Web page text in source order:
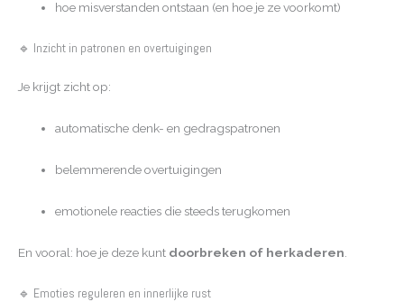
hoe misverstanden ontstaan (en hoe je ze voorkomt)
🔹 Inzicht in patronen en overtuigingen
Je krijgt zicht op:
automatische denk- en gedragspatronen
belemmerende overtuigingen
emotionele reacties die steeds terugkomen
En vooral: hoe je deze kunt doorbreken of herkaderen
🔹 Emoties reguleren en innerlijke rust